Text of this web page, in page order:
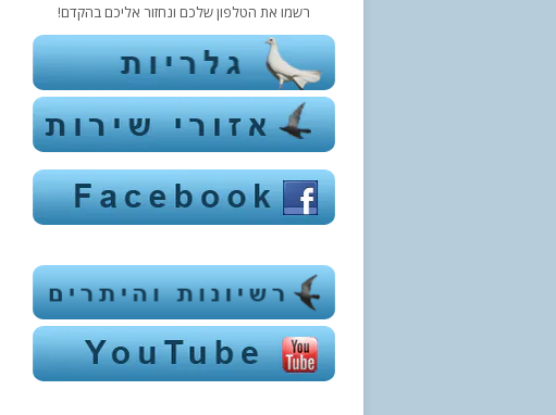
רשמו את הטלפון שלכם ונחזור אליכם בהקדם!